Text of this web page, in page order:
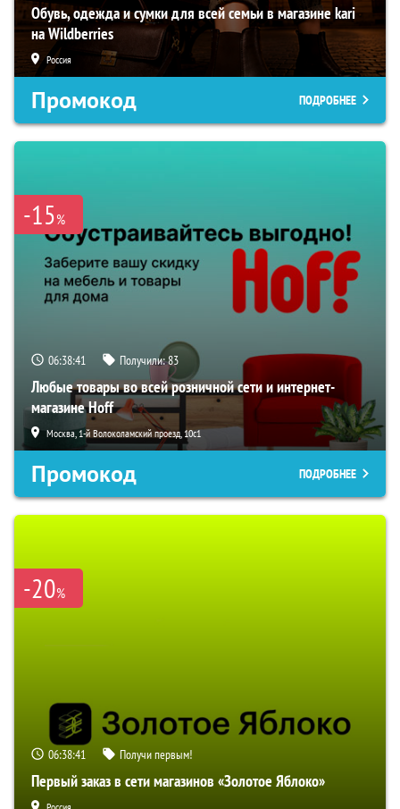
Обувь, одежда и сумки для всей семьи в магазине kari
на Wildberries
Россия
Промокод ПОДРОБНЕЕ
-15%
06:38:41 Получили:83
Любые товары во всей розничной сети и интернет-
магазине Hoff
Москва, 1-й Волоколамский проезд, 10с1
Промокод ПОДРОБНЕЕ
-20%
06:38:41 Получи первым!
Первый заказ в сети магазинов «Золотое Яблоко»